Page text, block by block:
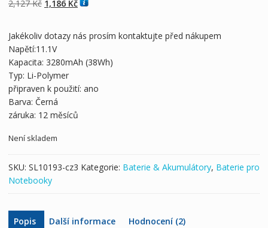
zákazníků
2,127Kč Původní
2,127 Kč
1,186 KčAktuální
1,186 Kč
Jakékoliv dotazy nás prosím kontaktujte před nákupem
Napětí:11.1V
Kapacita: 3280mAh (38Wh)
Typ: Li-Polymer
připraven k použití: ano
Barva: Černá
záruka: 12 měsíců
Není skladem
SKU: SL10193-cz3 Kategorie: Baterie & Akumulátory, Baterie pro
Notebooky
Popis Další informace Hodnocení (2)